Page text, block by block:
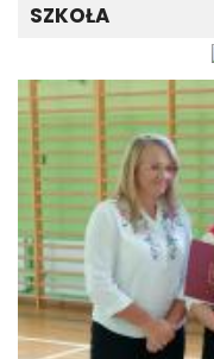
SZKOŁA